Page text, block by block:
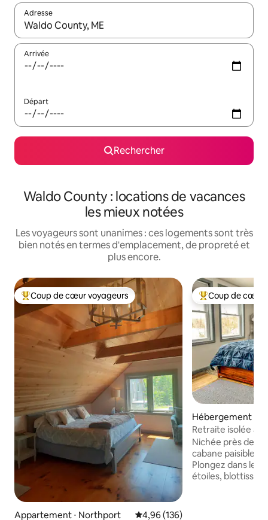
Adresse
Lorsque les résultats s'affichent, utilisez les flèches vers le
Arrivée
Départ
Rechercher
Waldo County : locations de vacances
les mieux notées
Les voyageurs sont unanimes : ces logements sont très
bien notés en termes d'emplacement, de propreté et
plus encore.
Coups de cœur voyageurs les plus appréciés
Coup de cœur voyageurs
Appartement ⋅ Northport Évaluation moyenne sur la
4,96 (136)
Coups de cœur
Coup de cœur
Hébergement ⋅
Retraite isolée
vue sur la forêt
Nichée près des
cabane paisible
Plongez dans le
étoiles,